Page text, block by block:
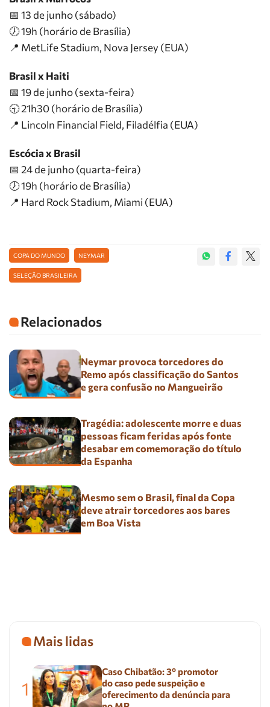
📅 13 de junho (sábado)
🕖 19h (horário de Brasília)
📍 MetLife Stadium, Nova Jersey (EUA)
Brasil x Haiti
📅 19 de junho (sexta-feira)
🕤 21h30 (horário de Brasília)
📍 Lincoln Financial Field, Filadélfia (EUA)
Escócia x Brasil
📅 24 de junho (quarta-feira)
🕖 19h (horário de Brasília)
📍 Hard Rock Stadium, Miami (EUA)
COPA DO MUNDO NEYMAR
SELEÇÃO BRASILEIRA
Relacionados
Neymar provoca torcedores do
Remo após classificação do Santos
e gera confusão no Mangueirão
Tragédia: adolescente morre e duas
pessoas ficam feridas após fonte
desabar em comemoração do título
da Espanha
Mesmo sem o Brasil, final da Copa
deve atrair torcedores aos bares
em Boa Vista
Mais lidas
1
Caso Chibatão: 3º promotor
do caso pede suspeição e
oferecimento da denúncia para